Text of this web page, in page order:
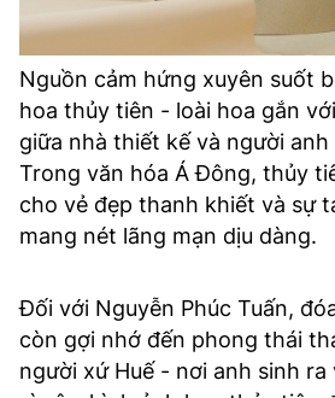
Nguồn cảm hứng xuyên suốt
hoa thủy tiên - loài hoa gắn
giữa nhà thiết kế và người
Trong văn hóa Á Đông, thủy
cho vẻ đẹp thanh khiết và sự
mang nét lãng mạn dịu dàng.
Đối với Nguyễn Phúc Tuấn,
còn gợi nhớ đến phong thái
người xứ Huế - nơi anh sinh ra